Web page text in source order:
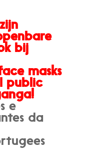
bij
masks
public
e
da